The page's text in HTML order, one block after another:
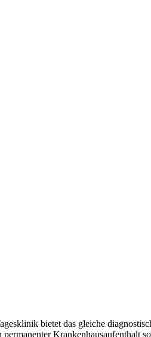
bietet das gleiche
Krankenhausaufenthalt